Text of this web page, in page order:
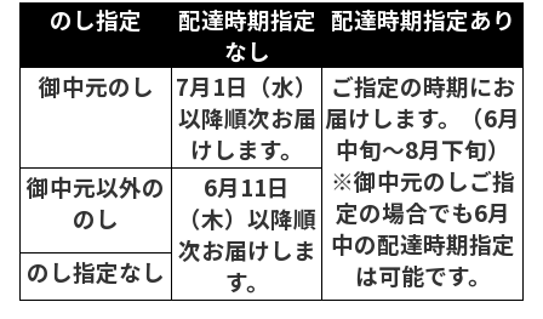
のし指定
配達時期指定
なし
配達時期指定あり
御中元のし
7月1日（水）
以降順次お届
けします。
ご指定の時期にお
届けします。（6月
中旬～8月下旬）
※御中元のしご指
定の場合でも6月
中の配達時期指定
は可能です。
御中元以外の
のし
6月11日
（木）以降順
次お届けしま
す。
のし指定なし